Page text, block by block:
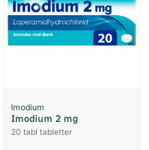
Imodium
Imodium 2 mg
20 tabl tabletter